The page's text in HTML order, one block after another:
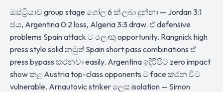
ඔස්ට්‍රියාව group stage ගෝල 6 ක් ලබා දුන්නා — Jordan 3:1
ජය, Argentina 0:2 loss, Algeria 3:3 draw. ඒ defensive
problems Spain attack ට ලොකු opportunity. Rangnick high
press style solid නමුත් Spain short pass combinations ඒ
press bypass කරනවා easily. Argentina ඉදිරිපිට zero impact
show කළ Austria top-class opponents ට face කරන විට
vulnerable. Arnautovic striker ලෙස isolation — Simon